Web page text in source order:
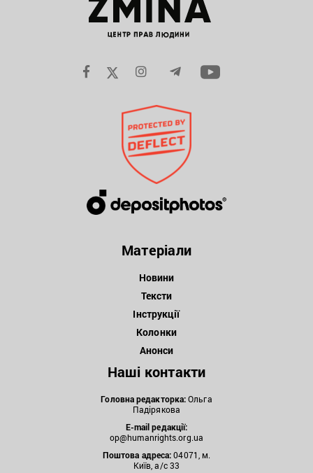
Матеріали
Новини
Тексти
Інструкції
Колонки
Анонси
Наші контакти
Головна редакторка:Ольга
Падірякова
E-mail редакції:
op@humanrights.org.ua
Поштова адреса:04071, м.
Київ, а/с 33